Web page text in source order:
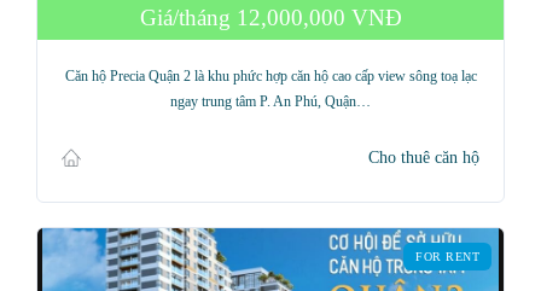
Giá/tháng 12,000,000 VNĐ
Căn hộ Precia Quận 2 là khu phức hợp căn hộ cao cấp view sông toạ lạc
ngay trung tâm P. An Phú, Quận…
Cho thuê căn hộ
FOR RENT